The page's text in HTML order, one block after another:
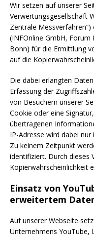
Wir setzen auf unserer
Verwertungsgesellschaft
Zentrale
(INFOnline GmbH,
Bonn) für die Ermittlung
auf die
Die dabei erlangten
Erfassung der
von Besuchern unserer
Cookie oder eine
übertragenen
IP-Adresse wird dabei
Zu keinem Zeitpunkt
identifiziert. Durch dieses
Kopierwahrscheinlichkeit
Einsatz von
erweitertem
Auf unserer Webseite
Unternehmens YouTube,